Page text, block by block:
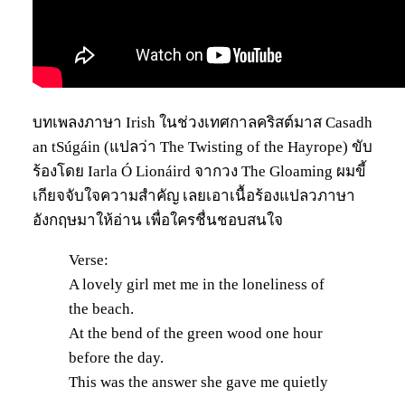
บทเพลงภาษา Irish ในช่วงเทศกาลคริสต์มาส Casadh
an tSúgáin (แปลว่า The Twisting of the Hayrope) ขับ
ร้องโดย Iarla Ó Lionáird จากวง The Gloaming ผมขี้
เกียจจับใจความสำคัญ เลยเอาเนื้อร้องแปลวภาษา
อังกฤษมาให้อ่าน เพื่อใครชื่นชอบสนใจ
Verse:
A lovely girl met me in the loneliness of
the beach.
At the bend of the green wood one hour
before the day.
This was the answer she gave me quietly